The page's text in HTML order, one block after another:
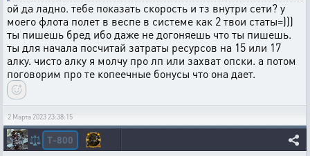
ой да ладно. тебе показать скорость и тз внутри сети? у
моего флота полет в веспе в системе как 2 твои статы=)))
ты пишешь бред ибо даже не догоняешь что ты пишешь.
ты для начала посчитай затраты ресурсов на 15 или 17
алку. чисто алку я молчу про лп или захват опски. а потом
поговорим про те копеечные бонусы что она дает.
2 Марта 2023 23:38:15
⚖️ T-800